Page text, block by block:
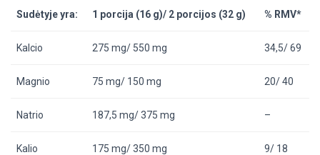
Sudėtyje yra: 1 porcija (16 g)/ 2 porcijos (32 g) % RMV*
Kalcio 275 mg/ 550 mg 34,5/ 69
Magnio 75 mg/ 150 mg 20/ 40
Natrio 187,5 mg/ 375 mg –
Kalio 175 mg/ 350 mg 9/ 18